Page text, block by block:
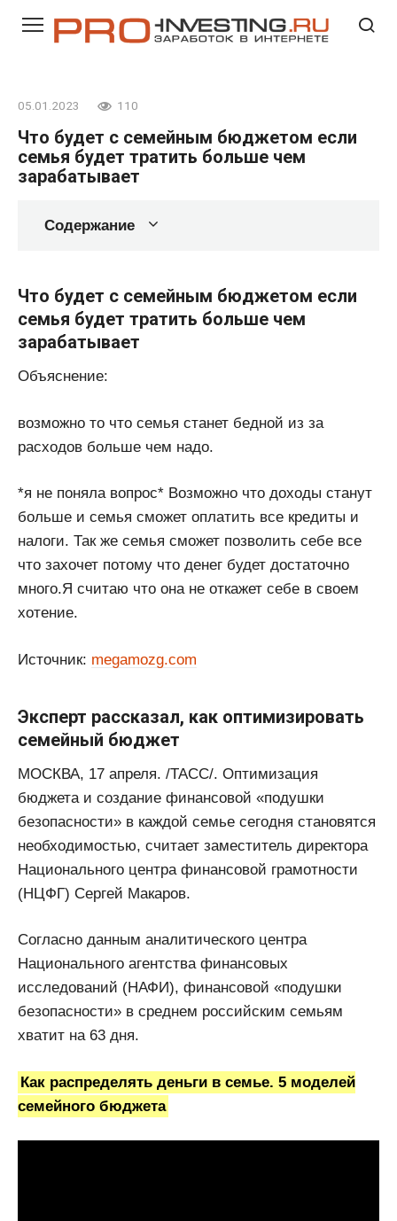
05.01.2023 110
Что будет с семейным бюджетом если
семья будет тратить больше чем
зарабатывает
Содержание
Что будет с семейным бюджетом если
семья будет тратить больше чем
зарабатывает
Объяснение:
возможно то что семья станет бедной из за
расходов больше чем надо.
*я не поняла вопрос* Возможно что доходы станут
больше и семья сможет оплатить все кредиты и
налоги. Так же семья сможет позволить себе все
что захочет потому что денег будет достаточно
много.Я считаю что она не откажет себе в своем
хотение.
Источник: megamozg.com
Эксперт рассказал, как оптимизировать
семейный бюджет
МОСКВА, 17 апреля. /ТАСС/. Оптимизация
бюджета и создание финансовой «подушки
безопасности» в каждой семье сегодня становятся
необходимостью, считает заместитель директора
Национального центра финансовой грамотности
(НЦФГ) Сергей Макаров.
Согласно данным аналитического центра
Национального агентства финансовых
исследований (НАФИ), финансовой «подушки
безопасности» в среднем российским семьям
хватит на 63 дня.
Как распределять деньги в семье. 5 моделей
семейного бюджета